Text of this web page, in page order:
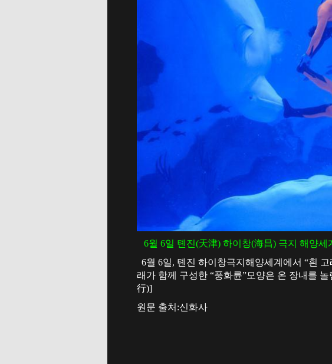
6월 6일 톈진(天津) 하이창(海昌) 극지 해양
6월 6일, 톈진 하이창극지해양세계에서 “흰
래가 함께 구성한 “풍화륜”모양은 온 장내를
行)]
원문 출처:신화사